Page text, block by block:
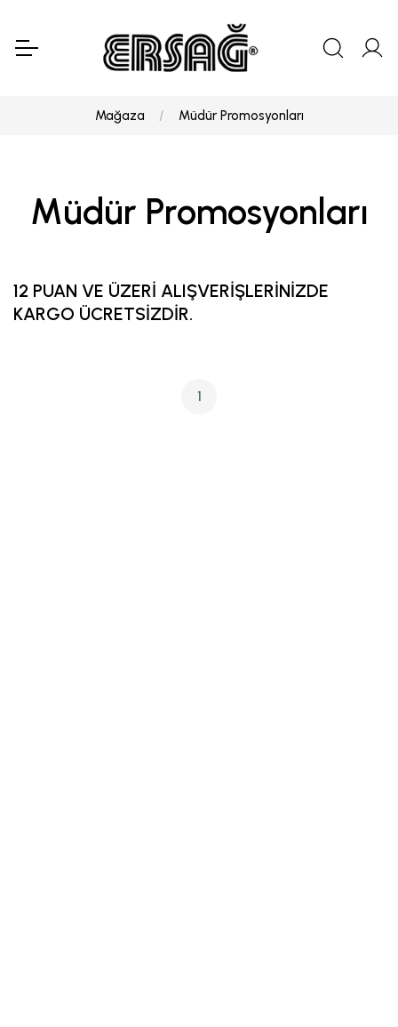
Mağaza Müdür Promosyonları
Müdür Promosyonları
12 PUAN VE ÜZERİ ALIŞVERİŞLERİNİZDE
KARGO ÜCRETSİZDİR.
1